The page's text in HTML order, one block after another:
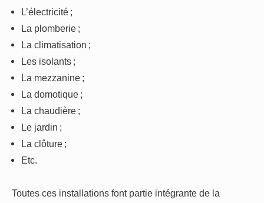
L’électricité ;
La plomberie ;
La climatisation ;
Les isolants ;
La mezzanine ;
La domotique ;
La chaudière ;
Le jardin ;
La clôture ;
Etc.
Toutes ces installations font partie intégrante de la